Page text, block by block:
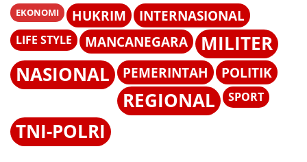
EKONOMI HUKRIM INTERNASIONAL
LIFE STYLE MANCANEGARA
MILITER
NASIONAL
PEMERINTAH POLITIK
REGIONAL SPORT
TNI-POLRI